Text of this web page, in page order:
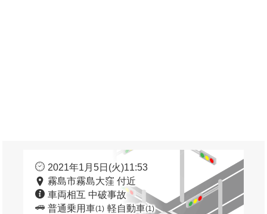
2021年1月5日(火)11:53
霧島市霧島大窪 付近
車両相互 中破事故
普通乗用車(1) 軽自動車(1)